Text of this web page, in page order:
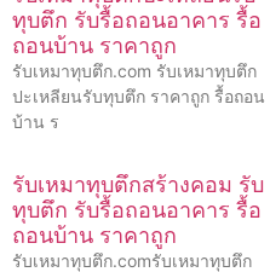
ทุบตึก รับรื้อถอนอาคาร รื้อ
ถอนบ้าน ราคาถูก
รับเหมาทุบตึก.com รับเหมาทุบตึก
ปะเหลียนรับทุบตึก ราคาถูก รื้อถอน
บ้าน ร
รับเหมาทุบตึกสร้างคอม รับ
ทุบตึก รับรื้อถอนอาคาร รื้อ
ถอนบ้าน ราคาถูก
รับเหมาทุบตึก.comรับเหมาทุบตึก